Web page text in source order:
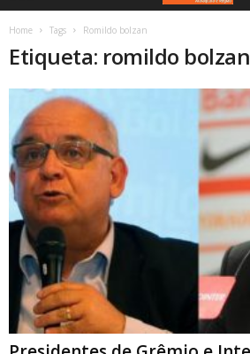
Home Tags Romildo bolzan
Etiqueta: romildo bolzan